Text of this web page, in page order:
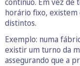
horário fixo, existem
distintos.
Exemplo: numa
existir um turno da
assegurando que a